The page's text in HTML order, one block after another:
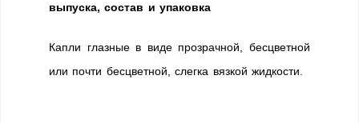
выпуска, состав и упаковка
Капли глазные в виде прозрачной, бесцветной
или почти бесцветной, слегка вязкой жидкости.